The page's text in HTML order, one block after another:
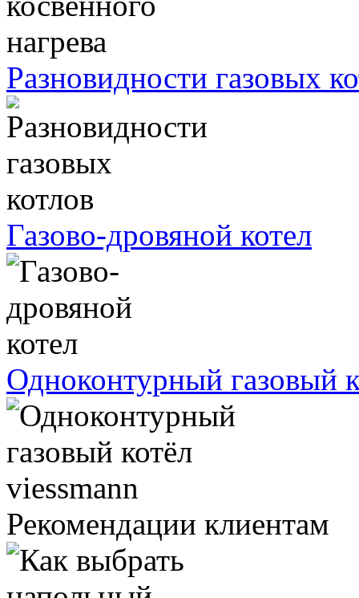
Разновидности газовых
Газово-дровяной котел
Одноконтурный газовый
Рекомендации клиентам